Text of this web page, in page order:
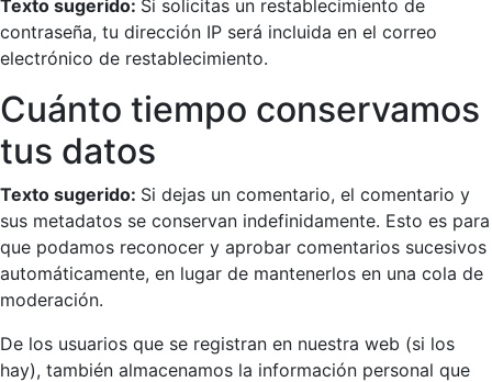
Texto sugerido: Si solicitas un restablecimiento de
contraseña, tu dirección IP será incluida en el correo
electrónico de restablecimiento.
Cuánto tiempo conservamos
tus datos
Texto sugerido: Si dejas un comentario, el comentario y
sus metadatos se conservan indefinidamente. Esto es para
que podamos reconocer y aprobar comentarios sucesivos
automáticamente, en lugar de mantenerlos en una cola de
moderación.
De los usuarios que se registran en nuestra web (si los
hay), también almacenamos la información personal que